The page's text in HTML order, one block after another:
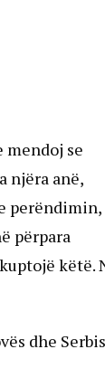
mendoj se
njëra anë,
perëndimin,
përpara
këtë.
dhe